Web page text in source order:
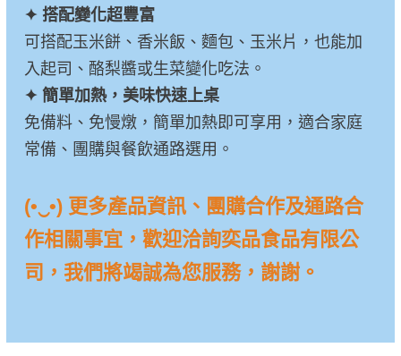
✦ 搭配變化超豐富
可搭配玉米餅、香米飯、麵包、玉米片，也能加
入起司、酪梨醬或生菜變化吃法。
✦ 簡單加熱，美味快速上桌
免備料、免慢燉，簡單加熱即可享用，適合家庭
常備、團購與餐飲通路選用。
(•‿•) 更多產品資訊、團購合作及通路合
作相關事宜，歡迎洽詢奕品食品有限公
司，我們將竭誠為您服務，謝謝。